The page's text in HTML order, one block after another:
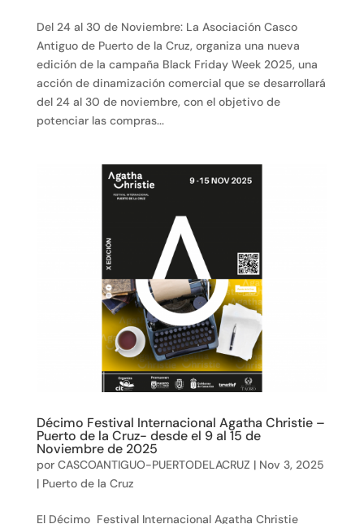
Del 24 al 30 de Noviembre: La Asociación Casco
Antiguo de Puerto de la Cruz, organiza una nueva
edición de la campaña Black Friday Week 2025, una
acción de dinamización comercial que se desarrollará
del 24 al 30 de noviembre, con el objetivo de
potenciar las compras...
Décimo Festival Internacional Agatha Christie –
Puerto de la Cruz- desde el 9 al 15 de
Noviembre de 2025
por CASCOANTIGUO-PUERTODELACRUZ | Nov 3, 2025
| Puerto de la Cruz
El Décimo Festival Internacional Agatha Christie